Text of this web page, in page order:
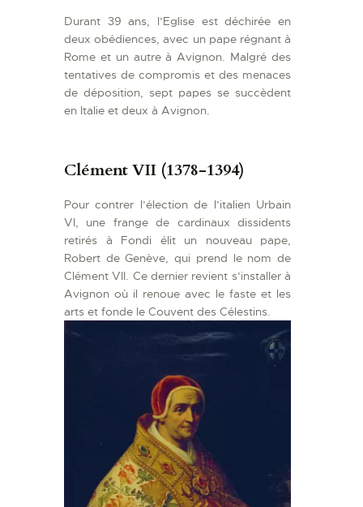
Durant 39 ans, l’Eglise est déchirée en
deux obédiences, avec un pape régnant à
Rome et un autre à Avignon. Malgré des
tentatives de compromis et des menaces
de déposition, sept papes se succèdent
en Italie et deux à Avignon.
Clément VII (1378-1394)
Pour contrer l’élection de l’italien Urbain
VI, une frange de cardinaux dissidents
retirés à Fondi élit un nouveau pape,
Robert de Genève, qui prend le nom de
Clément VII. Ce dernier revient s’installer à
Avignon où il renoue avec le faste et les
arts et fonde le Couvent des Célestins.